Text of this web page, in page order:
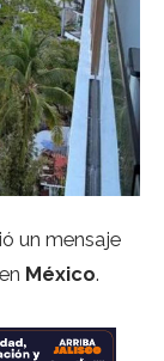
un mensaje
México.